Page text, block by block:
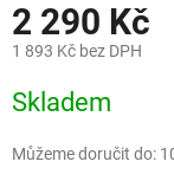
2 290 Kč
1 893 Kč bez DPH
cena:
Skladem
Můžeme doručit do: